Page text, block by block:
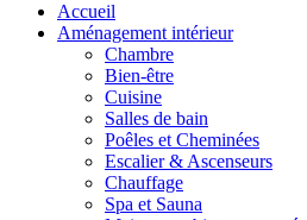
Accueil
Aménagement intérieur
Chambre
Bien-être
Cuisine
Salles de bain
Poêles et Cheminées
Escalier & Ascenseurs
Chauffage
Spa et Sauna